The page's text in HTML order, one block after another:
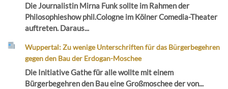
Die Journalistin Mirna Funk sollte im Rahmen der
Philosophieshow phil.Cologne im Kölner Comedia-Theater
auftreten. Daraus...
Wuppertal: Zu wenige Unterschriften für das Bürgerbegehren
gegen den Bau der Erdogan-Moschee
Die Initiative Gathe für alle wollte mit einem
Bürgerbegehren den Bau eine Großmoschee der von...